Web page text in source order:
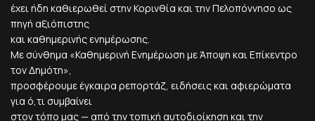
έχει ήδη καθιερωθεί στην Κορινθία και την Πελοπόννησο ως
πηγή αξιόπιστης
και καθημερινής ενημέρωσης.
Με σύνθημα «Καθημερινή Ενημέρωση με Άποψη και Επίκεντρο
τον Δημότη»,
προσφέρουμε έγκαιρα ρεπορτάζ, ειδήσεις και αφιερώματα
για ό,τι συμβαίνει
στον τόπο μας — από την τοπική αυτοδιοίκηση και την